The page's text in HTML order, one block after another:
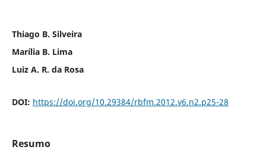
Thiago B. Silveira
Marília B. Lima
Luiz A. R. da Rosa
DOI: https://doi.org/10.29384/rbfm.2012.v6.n2.p25-28
Resumo